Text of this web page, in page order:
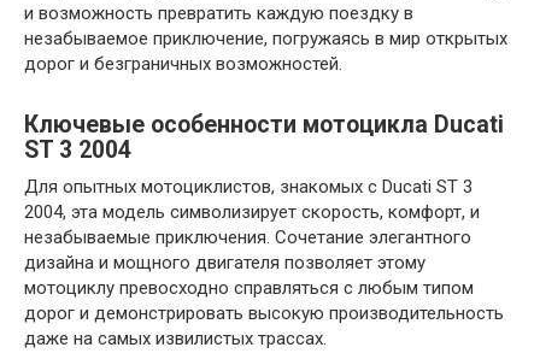
и возможность превратить каждую поездку в
незабываемое приключение, погружаясь в мир открытых
дорог и безграничных возможностей.
Ключевые особенности мотоцикла Ducati
ST 3 2004
Для опытных мотоциклистов, знакомых с Ducati ST 3
2004, эта модель символизирует скорость, комфорт, и
незабываемые приключения. Сочетание элегантного
дизайна и мощного двигателя позволяет этому
мотоциклу превосходно справляться с любым типом
дорог и демонстрировать высокую производительность
даже на самых извилистых трассах.